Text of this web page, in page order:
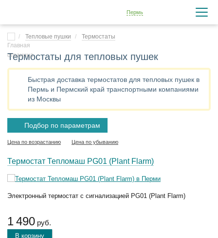
Пермь
Тепловые пушки Термостаты
Термостаты для тепловых пушек
Быстрая доставка термостатов для тепловых пушек в
Пермь и Пермский край транспортными компаниями
из Москвы
Подбор по параметрам
Цена по возрастанию Цена по убыванию
Термостат Тепломаш PG01 (Plant Flarm)
Электронный термостат с сигнализацией PG01 (Plant Flarm)
1 490 руб.
В корзину